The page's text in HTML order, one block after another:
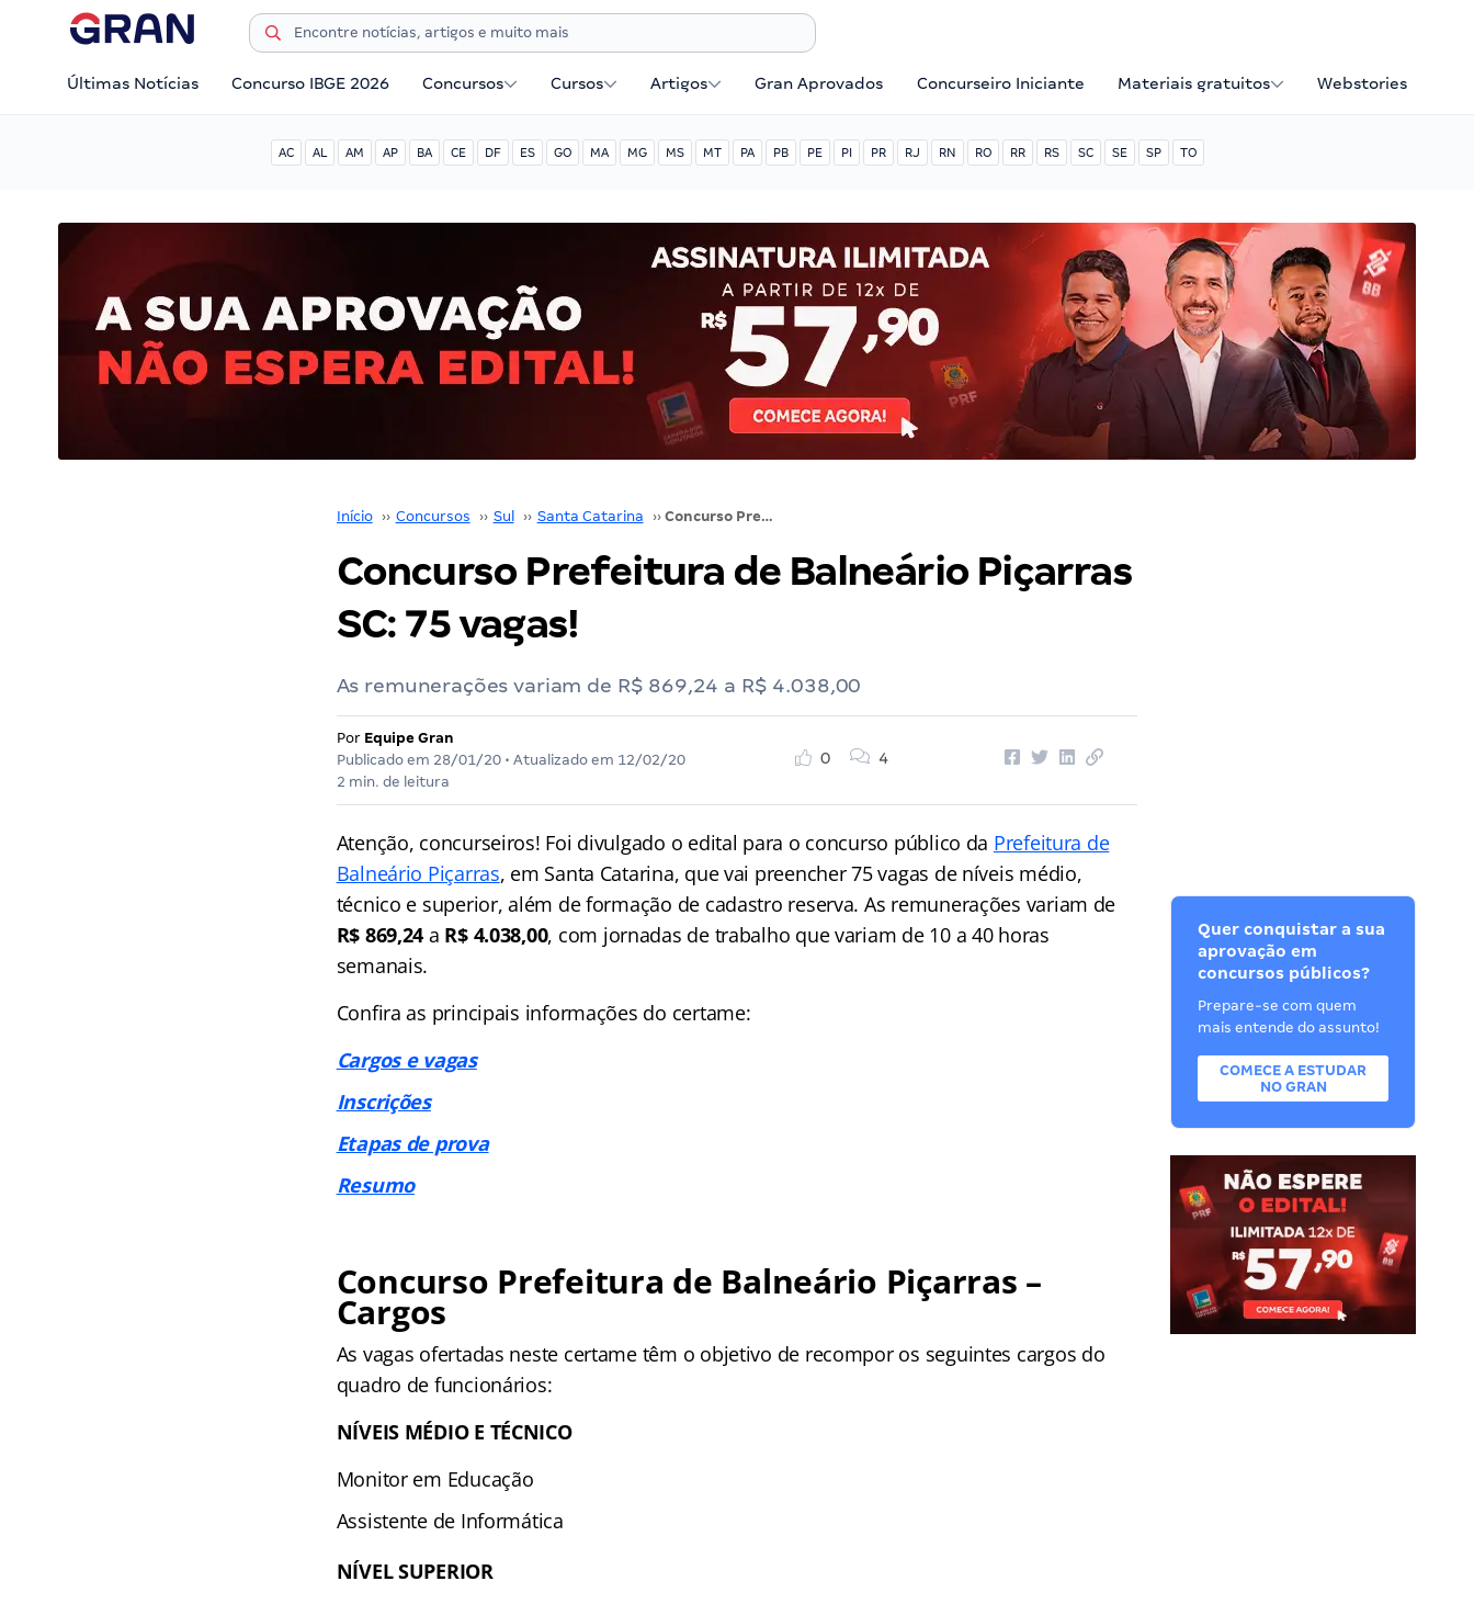
Últimas Notícias Concurso IBGE 2026 Concursos Cursos Artigos Gran Aprovados Concurseiro Iniciante Materiais gratuitos Webstories
AC AL AM AP BA CE DF ES GO MA MG MS MT PA PB PE PI PR RJ RN RO RR RS SC SE SP TO
Início ›› Concursos ›› Sul ›› Santa Catarina ›› Concurso Prefeitura de Balneário Piçarras SC: 75 vagas!
Concurso Prefeitura de Balneário Piçarras
SC: 75 vagas!
As remunerações variam de R$ 869,24 a R$ 4.038,00
Por Equipe Gran
Publicado em 28/01/20• Atualizado em 12/02/20
2 min. de leitura
0 4
Atenção, concurseiros! Foi divulgado o edital para o concurso público da Prefeitura de
Balneário Piçarras, em Santa Catarina, que vai preencher 75 vagas de níveis médio,
técnico e superior, além de formação de cadastro reserva. As remunerações variam de
R$ 869,24 a R$ 4.038,00, com jornadas de trabalho que variam de 10 a 40 horas
semanais.
Confira as principais informações do certame:
Cargos e vagas
Inscrições
Etapas de prova
Resumo
Concurso Prefeitura de Balneário Piçarras –
Cargos
As vagas ofertadas neste certame têm o objetivo de recompor os seguintes cargos do
quadro de funcionários:
NÍVEIS MÉDIO E TÉCNICO
Monitor em Educação
Assistente de Informática
NÍVEL SUPERIOR
Quer conquistar a sua
aprovação em
concursos públicos?
Prepare-se com quem
mais entende do assunto!
COMECE A ESTUDAR
NO GRAN